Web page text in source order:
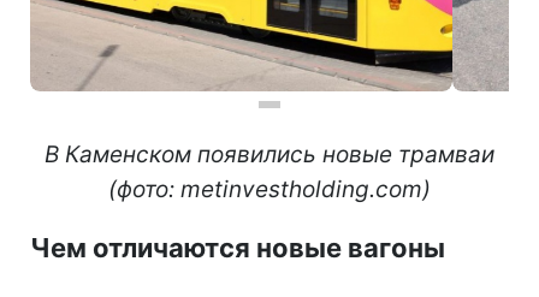
В Каменском появились новые трамваи
(фото: metinvestholding.com)
Чем отличаются новые вагоны